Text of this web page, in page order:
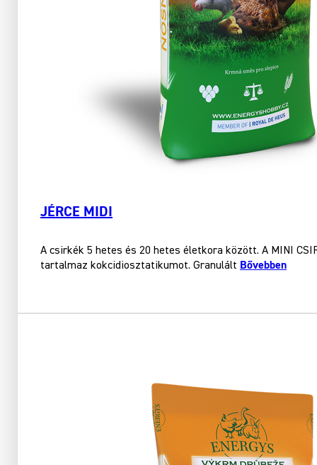
JÉRCE MIDI
A csirkék 5 hetes és 20 hetes életkora között. A MINI
tartalmaz kokcidiosztatikumot. Granulált Bővebben